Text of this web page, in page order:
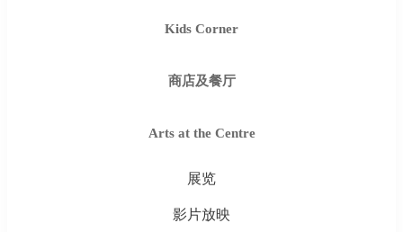
Kids Corner
商店及餐厅
Arts at the Centre
展览
影片放映